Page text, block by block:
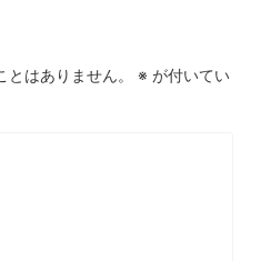
、こちらの担当者の説明は一段
がありました。特にキャッシュ
収益シミュレーションだけでな
シナリオ別の見通しまで提示し
た。また「売り手の都合が反映
はありません。 ※ が付いてい